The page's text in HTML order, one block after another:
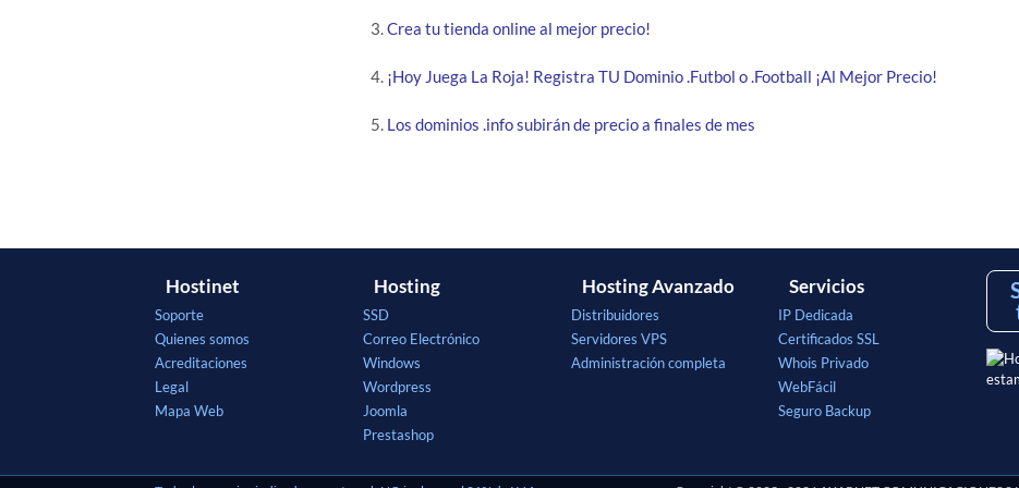
Crea tu tienda online al mejor precio!
¡Hoy Juega La Roja! Registra TU Dominio .Futbol o .Football ¡Al Mejor Precio!
Los dominios .info subirán de precio a finales de mes
Hostinet
Soporte
Quienes somos
Acreditaciones
Legal
Mapa Web
Hosting
SSD
Correo Electrónico
Windows
Wordpress
Joomla
Prestashop
Hosting Avanzado
Distribuidores
Servidores VPS
Administración completa
Servicios
IP Dedicada
Certificados SSL
Whois Privado
WebFácil
Seguro Backup